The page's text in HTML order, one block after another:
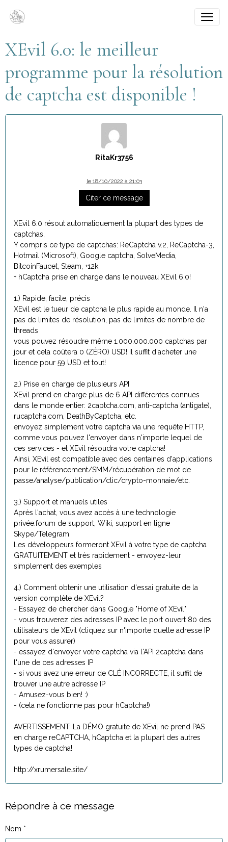
XEvil 6.0: le meilleur
programme pour la résolution
de captcha est disponible !
RitaKr3756
le 18/10/2022 à 21:03
Citer ce message
XEvil 6.0 résout automatiquement la plupart des types de
captchas,
Y compris ce type de captchas: ReCaptcha v.2, ReCaptcha-3,
Hotmail (Microsoft), Google captcha, SolveMedia,
BitcoinFaucet, Steam, +12k
+ hCaptcha prise en charge dans le nouveau XEvil 6.0!
1.) Rapide, facile, précis
XEvil est le tueur de captcha le plus rapide au monde. Il n'a
pas de limites de résolution, pas de limites de nombre de
threads
vous pouvez résoudre même 1.000.000.000 captchas par
jour et cela coûtera 0 (ZÉRO) USD! Il suffit d'acheter une
licence pour 59 USD et tout!
2.) Prise en charge de plusieurs API
XEvil prend en charge plus de 6 API différentes connues
dans le monde entier: 2captcha.com, anti-captcha (antigate),
rucaptcha.com, DeathByCaptcha, etc.
envoyez simplement votre captcha via une requête HTTP,
comme vous pouvez l'envoyer dans n'importe lequel de
ces services - et XEvil résoudra votre captcha!
Ainsi, XEvil est compatible avec des centaines d'applications
pour le référencement/SMM/récupération de mot de
passe/analyse/publication/clic/crypto-monnaie/etc.
3.) Support et manuels utiles
Après l'achat, vous avez accès à une technologie
privée.forum de support, Wiki, support en ligne
Skype/Telegram
Les développeurs formeront XEvil à votre type de captcha
GRATUITEMENT et très rapidement - envoyez-leur
simplement des exemples
4.) Comment obtenir une utilisation d'essai gratuite de la
version complète de XEvil?
- Essayez de chercher dans Google "Home of XEvil"
- vous trouverez des adresses IP avec le port ouvert 80 des
utilisateurs de XEvil (cliquez sur n'importe quelle adresse IP
pour vous assurer)
- essayez d'envoyer votre captcha via l'API 2captcha dans
l'une de ces adresses IP
- si vous avez une erreur de CLÉ INCORRECTE, il suffit de
trouver une autre adresse IP
- Amusez-vous bien! :)
- (cela ne fonctionne pas pour hCaptcha!)
AVERTISSEMENT: La DÉMO gratuite de XEvil ne prend PAS
en charge reCAPTCHA, hCaptcha et la plupart des autres
types de captcha!
http://xrumersale.site/
Répondre à ce message
Nom